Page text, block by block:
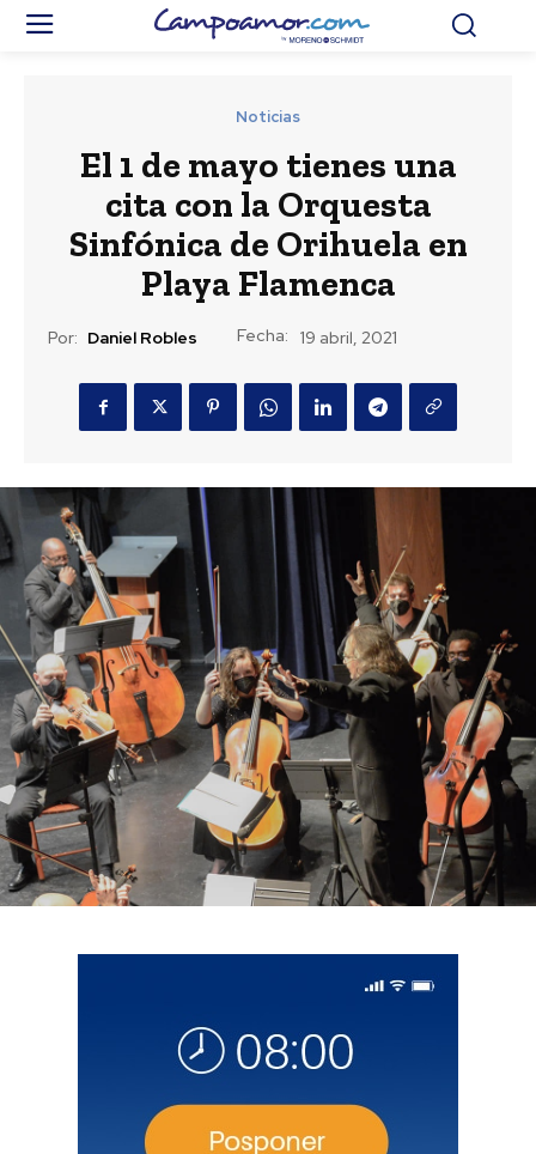
Noticias
El 1 de mayo tienes una
cita con la Orquesta
Sinfónica de Orihuela en
Playa Flamenca
Por: Daniel Robles Fecha: 19 abril, 2021